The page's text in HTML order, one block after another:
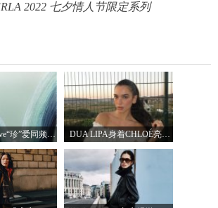
2022 七夕情人节限定系列
Balance is Love“珍”爱同频 耀启七夕 TASA DUA LIPA身着CHLOÉ亮相 2026 SUNNY HILL 音乐节